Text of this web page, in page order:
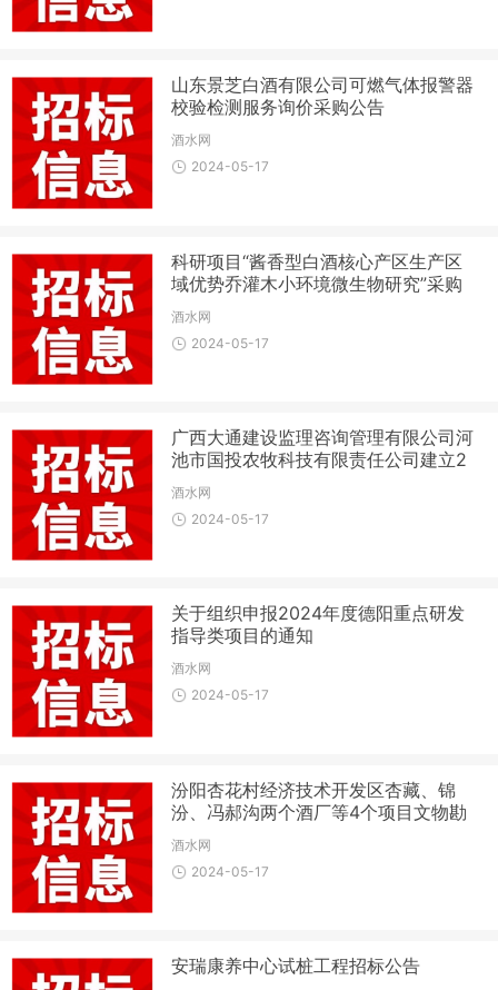
山东景芝白酒有限公司可燃气体报警器
校验检测服务询价采购公告
酒水网
2024-05-17
科研项目“酱香型白酒核心产区生产区
域优势乔灌木小环境微生物研究”采购
技术服务竞争性比选公告
酒水网
2024-05-17
广西大通建设监理咨询管理有限公司河
池市国投农牧科技有限责任公司建立2
024年-2025年物料采购供应商库（项
目编号GXDTCG-2024-008-HC）招
标公告
酒水网
2024-05-17
关于组织申报2024年度德阳重点研发
指导类项目的通知
酒水网
2024-05-17
汾阳杏花村经济技术开发区杏藏、锦
汾、冯郝沟两个酒厂等4个项目文物勘
探——杏藏项目(单一来源)谈判采购公
告
酒水网
2024-05-17
安瑞康养中心试桩工程招标公告